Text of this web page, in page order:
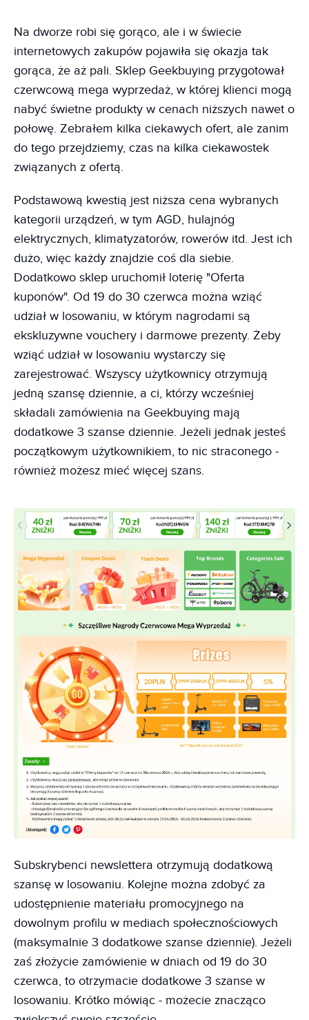
Na dworze robi się gorąco, ale i w świecie
internetowych zakupów pojawiła się okazja tak
gorąca, że aż pali. Sklep Geekbuying przygotował
czerwcową mega wyprzedaż, w której klienci mogą
nabyć świetne produkty w cenach niższych nawet o
połowę. Zebrałem kilka ciekawych ofert, ale zanim
do tego przejdziemy, czas na kilka ciekawostek
związanych z ofertą.
Podstawową kwestią jest niższa cena wybranych
kategorii urządzeń, w tym AGD, hulajnóg
elektrycznych, klimatyzatorów, rowerów itd. Jest ich
dużo, więc każdy znajdzie coś dla siebie.
Dodatkowo sklep uruchomił loterię "Oferta
kuponów". Od 19 do 30 czerwca można wziąć
udział w losowaniu, w którym nagrodami są
ekskluzywne vouchery i darmowe prezenty. Żeby
wziąć udział w losowaniu wystarczy się
zarejestrować. Wszyscy użytkownicy otrzymują
jedną szansę dziennie, a ci, którzy wcześniej
składali zamówienia na Geekbuying mają
dodatkowe 3 szanse dziennie. Jeżeli jednak jesteś
początkowym użytkownikiem, to nic straconego -
również możesz mieć więcej szans.
Subskrybenci newslettera otrzymują dodatkową
szansę w losowaniu. Kolejne można zdobyć za
udostępnienie materiału promocyjnego na
dowolnym profilu w mediach społecznościowych
(maksymalnie 3 dodatkowe szanse dziennie). Jeżeli
zaś złożycie zamówienie w dniach od 19 do 30
czerwca, to otrzymacie dodatkowe 3 szanse w
losowaniu. Krótko mówiąc - możecie znacząco